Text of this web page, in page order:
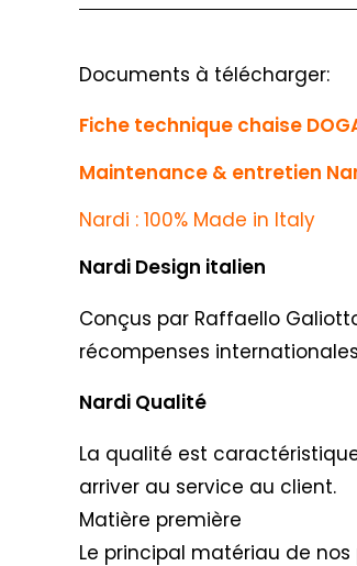
Documents à télécharger:
Fiche technique chaise
Maintenance & entretien
Nardi : 100% Made in Italy
Nardi Design italien
Conçus par Raffaello
récompenses
Nardi Qualité
La qualité est
arriver au service au client.
Matière première
Le principal matériau de